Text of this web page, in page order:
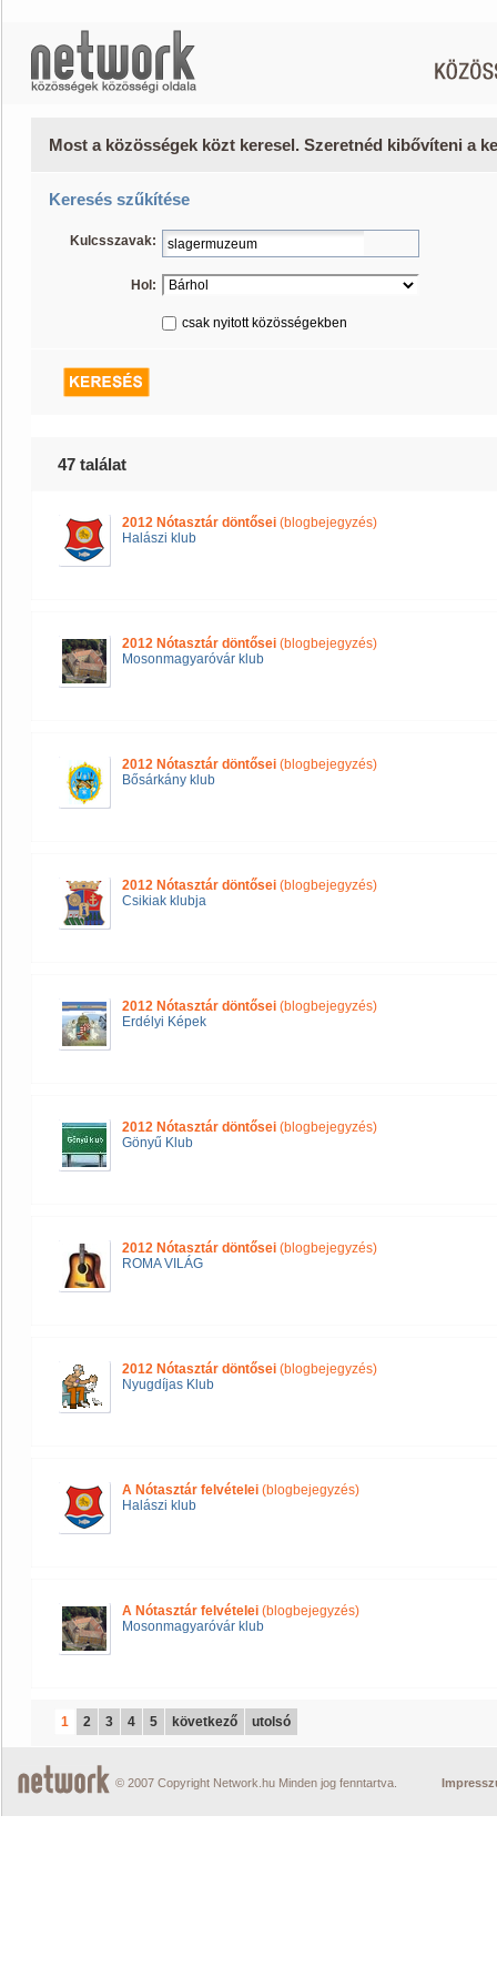
Most a közösségek közt keresel. Szeretnéd kibővíteni a
Keresés szűkítése
Kulcsszavak:
Hol:
csak nyitott közösségekben
47 találat
2012 Nótasztár döntősei (blogbejegyzés)
Halászi klub
2012 Nótasztár döntősei (blogbejegyzés)
Mosonmagyaróvár klub
2012 Nótasztár döntősei (blogbejegyzés)
Bősárkány klub
2012 Nótasztár döntősei (blogbejegyzés)
Csikiak klubja
2012 Nótasztár döntősei (blogbejegyzés)
Erdélyi Képek
2012 Nótasztár döntősei (blogbejegyzés)
Gönyű Klub
2012 Nótasztár döntősei (blogbejegyzés)
ROMA VILÁG
2012 Nótasztár döntősei (blogbejegyzés)
Nyugdíjas Klub
A Nótasztár felvételei (blogbejegyzés)
Halászi klub
A Nótasztár felvételei (blogbejegyzés)
Mosonmagyaróvár klub
1 2 3 4 5 következő utolsó
© 2007 Copyright Network.hu Minden jog fenntartva.